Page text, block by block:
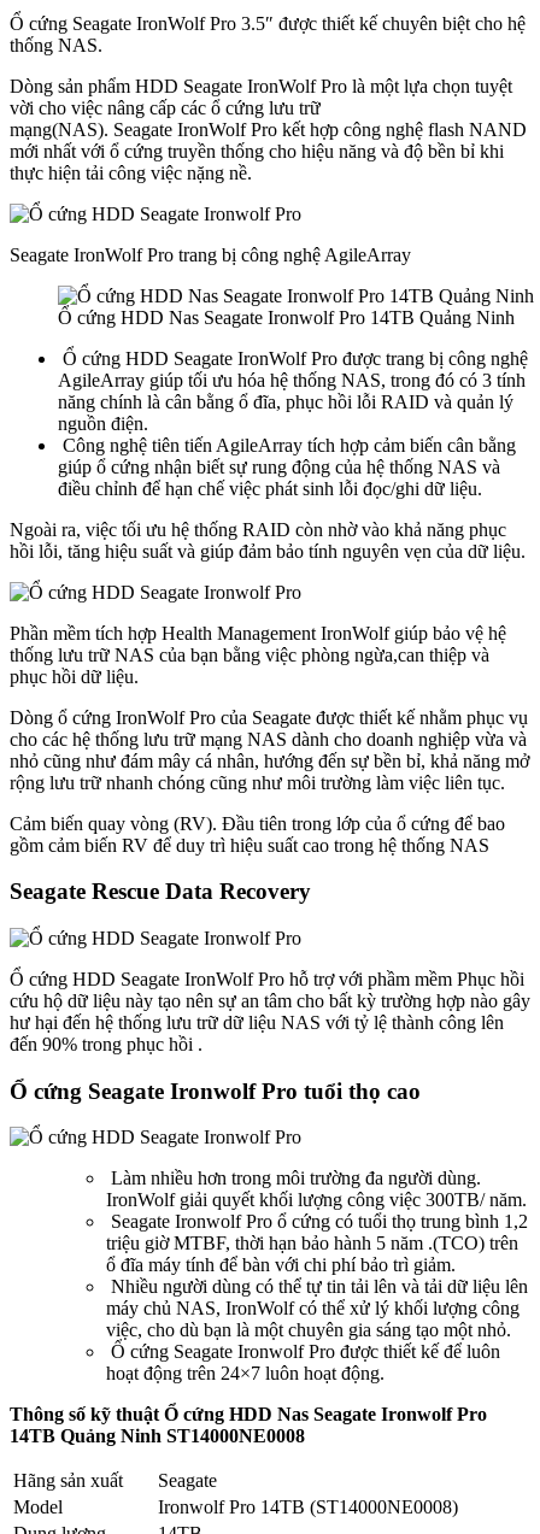
Ổ cứng Seagate IronWolf Pro 3.5″ được thiết kế chuyên biệt cho hệ
thống NAS.
Dòng sản phẩm HDD Seagate IronWolf Pro là một lựa chọn tuyệt
vời cho việc nâng cấp các ổ cứng lưu trữ
mạng(NAS). Seagate IronWolf Pro kết hợp công nghệ flash NAND
mới nhất với ổ cứng truyền thống cho hiệu năng và độ bền bỉ khi
thực hiện tải công việc nặng nề.
Seagate IronWolf Pro trang bị công nghệ AgileArray
Ổ cứng HDD Nas Seagate Ironwolf Pro 14TB Quảng Ninh
Ổ cứng HDD Seagate IronWolf Pro được trang bị công nghệ
AgileArray giúp tối ưu hóa hệ thống NAS, trong đó có 3 tính
năng chính là cân bằng ổ đĩa, phục hồi lỗi RAID và quản lý
nguồn điện.
Công nghệ tiên tiến AgileArray tích hợp cảm biến cân bằng
giúp ổ cứng nhận biết sự rung động của hệ thống NAS và
điều chỉnh để hạn chế việc phát sinh lỗi đọc/ghi dữ liệu.
Ngoài ra, việc tối ưu hệ thống RAID còn nhờ vào khả năng phục
hồi lỗi, tăng hiệu suất và giúp đảm bảo tính nguyên vẹn của dữ liệu.
Phần mềm tích hợp Health Management IronWolf giúp bảo vệ hệ
thống lưu trữ NAS của bạn bằng việc phòng ngừa,can thiệp và
phục hồi dữ liệu.
Dòng ổ cứng IronWolf Pro của Seagate được thiết kế nhằm phục vụ
cho các hệ thống lưu trữ mạng NAS dành cho doanh nghiệp vừa và
nhỏ cũng như đám mây cá nhân, hướng đến sự bền bỉ, khả năng mở
rộng lưu trữ nhanh chóng cũng như môi trường làm việc liên tục.
Cảm biến quay vòng (RV). Đầu tiên trong lớp của ổ cứng để bao
gồm cảm biến RV để duy trì hiệu suất cao trong hệ thống NAS
Seagate Rescue Data Recovery
Ổ cứng HDD Seagate IronWolf Pro hỗ trợ với phầm mềm Phục hồi
cứu hộ dữ liệu này tạo nên sự an tâm cho bất kỳ trường hợp nào gây
hư hại đến hệ thống lưu trữ dữ liệu NAS với tỷ lệ thành công lên
đến 90% trong phục hồi .
Ổ cứng Seagate Ironwolf Pro tuổi thọ cao
Làm nhiều hơn trong môi trường đa người dùng.
IronWolf giải quyết khối lượng công việc 300TB/ năm.
Seagate Ironwolf Pro ổ cứng có tuổi thọ trung bình 1,2
triệu giờ MTBF, thời hạn bảo hành 5 năm .(TCO) trên
ổ đĩa máy tính để bàn với chi phí bảo trì giảm.
Nhiều người dùng có thể tự tin tải lên và tải dữ liệu lên
máy chủ NAS, IronWolf có thể xử lý khối lượng công
việc, cho dù bạn là một chuyên gia sáng tạo một nhỏ.
Ổ cứng Seagate Ironwolf Pro được thiết kế để luôn
hoạt động trên 24×7 luôn hoạt động.
Thông số kỹ thuật Ổ cứng HDD Nas Seagate Ironwolf Pro
14TB Quảng Ninh ST14000NE0008
Hãng sản xuất
Seagate
Model
Ironwolf Pro 14TB (ST14000NE0008)